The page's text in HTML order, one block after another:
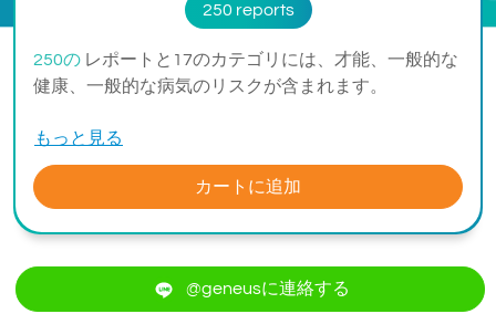
250 reports
250の レポートと17のカテゴリには、才能、一般的な
健康、一般的な病気のリスクが含まれます。
もっと見る
カートに追加
@geneusに連絡する